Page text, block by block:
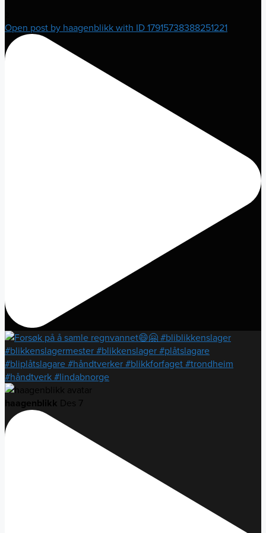
Open post by haagenblikk with ID 17915738388251221
haagenblikk Des 7